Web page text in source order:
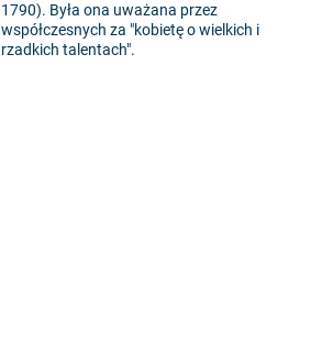
1790). Była ona uważana przez
współczesnych za "kobietę o wielkich i
rzadkich talentach".